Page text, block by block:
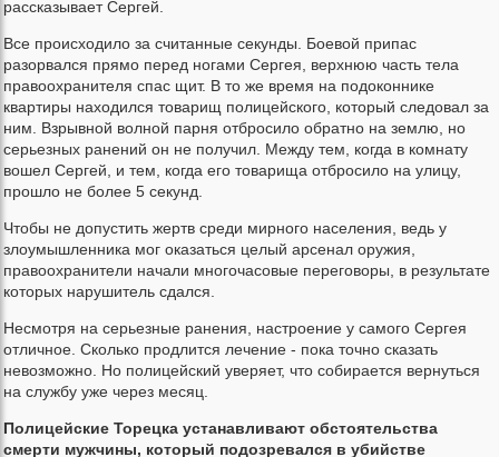
рассказывает Сергей.
Все происходило за считанные секунды. Боевой припас
разорвался прямо перед ногами Сергея, верхнюю часть тела
правоохранителя спас щит. В то же время на подоконнике
квартиры находился товарищ полицейского, который следовал за
ним. Взрывной волной парня отбросило обратно на землю, но
серьезных ранений он не получил. Между тем, когда в комнату
вошел Сергей, и тем, когда его товарища отбросило на улицу,
прошло не более 5 секунд.
Чтобы не допустить жертв среди мирного населения, ведь у
злоумышленника мог оказаться целый арсенал оружия,
правоохранители начали многочасовые переговоры, в результате
которых нарушитель сдался.
Несмотря на серьезные ранения, настроение у самого Сергея
отличное. Сколько продлится лечение - пока точно сказать
невозможно. Но полицейский уверяет, что собирается вернуться
на службу уже через месяц.
Полицейские Торецка устанавливают обстоятельства
смерти мужчины, который подозревался в убийстве